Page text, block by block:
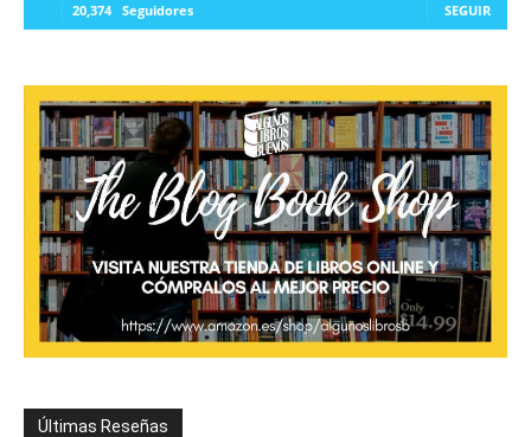
20,374 Seguidores SEGUIR
Últimas Reseñas